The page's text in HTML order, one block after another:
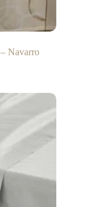
Navarro